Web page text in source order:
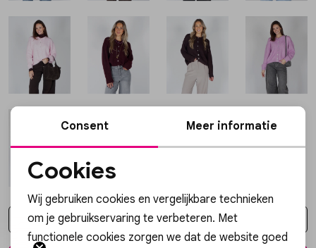
Jassen
Lingerie
Kies een maat
Noodzakelijke cookies
Personalisatie cookies
Analytische cookies
Consent Meer informatie
Cookies
Wij gebruiken cookies en vergelijkbare technieken
om je gebruikservaring te verbeteren. Met
functionele cookies zorgen we dat de website goed